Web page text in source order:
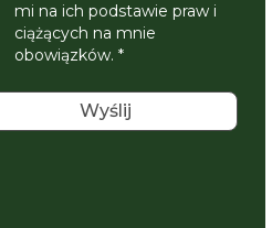
mi na ich podstawie praw i
ciążących na mnie
obowiązków. *